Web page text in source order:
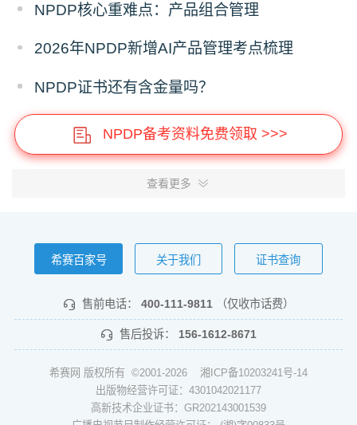
NPDP核心重难点：产品组合管理
2026年NPDP新增AI产品管理考点梳理
NPDP证书还有含金量吗？
NPDP备考资料免费领取 >>>
查看更多
希赛百家号 关于我们 证书查询
售前电话： 400-111-9811 （仅收市话费）
售后投诉： 156-1612-8671
希赛网 版权所有 ©2001-2026 湘ICP备10203241号-14
出版物经营许可证：4301042021177
高新技术企业证书：GR202143001539